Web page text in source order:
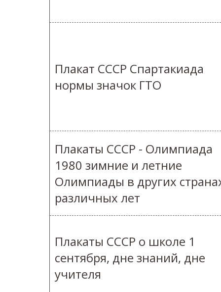
Плакат СССР Спартакиада
нормы значок ГТО
Плакаты СССР - Олимпиада
1980 зимние и летние
Олимпиады в других
различных лет
Плакаты СССР о школе 1
сентября, дне знаний, дне
учителя